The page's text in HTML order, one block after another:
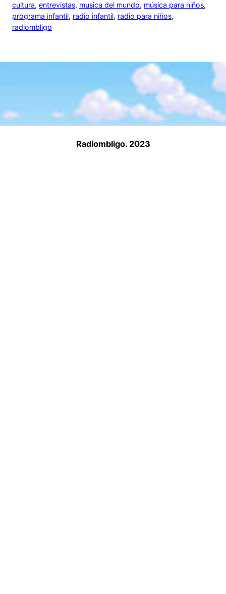
cultura, entrevistas, musica del mundo, música para niños
programa infantil, radio infantil, radio para niños
radiombligo
Radiombligo. 2023